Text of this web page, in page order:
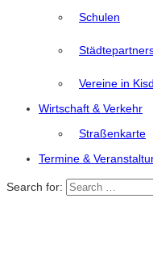
Schulen
Vereine in
Wirtschaft & Verkehr
Straßenkarte
Termine &
Search for: